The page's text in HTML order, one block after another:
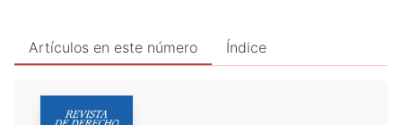
Artículos en este número Índice